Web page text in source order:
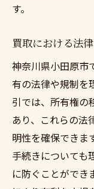
す。
買取における法
神奈川県小田原市
有の法律や規制を
引では、所有権の
あり、これらの法
明性を確保できま
手続きについても
に防ぐことができ